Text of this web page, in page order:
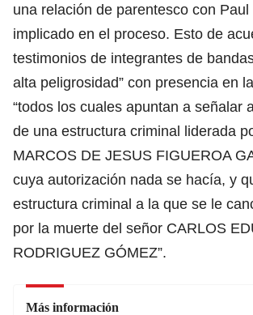
una relación de parentesco con Paul
implicado en el proceso. Esto de
testimonios de integrantes de
alta peligrosidad” con presencia en
“todos los cuales apuntan a señalar
de una estructura criminal liderada
MARCOS DE JESUS FIGUEROA
cuya autorización nada se hacía, y
estructura criminal a la que se le
por la muerte del señor CARLOS
RODRIGUEZ GÓMEZ”.
Más información